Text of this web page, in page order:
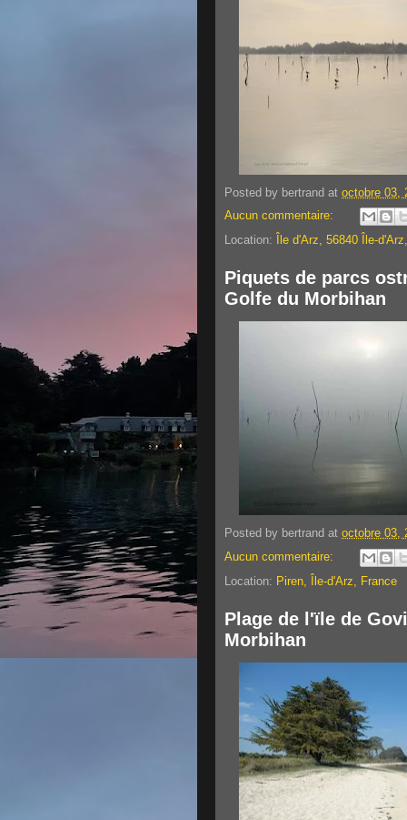
Posted by bertrand at octobre 03,
Aucun commentaire:
Location:
Île d'Arz, 56840 Île-
Piquets de parcs
Golfe du Morbihan
Posted by bertrand at octobre 03,
Aucun commentaire:
Location: Piren, Île-d'Arz, France
Plage de l'ïle de
Morbihan